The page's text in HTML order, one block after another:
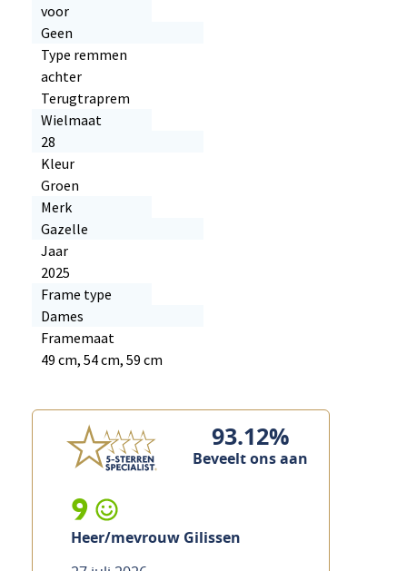
voor
Geen
Type remmen
achter
Terugtraprem
Wielmaat
28
Kleur
Groen
Merk
Gazelle
Jaar
2025
Frame type
Dames
Framemaat
49 cm, 54 cm, 59 cm
93.12%
Beveelt ons aan
9
Heer/mevrouw Gilissen